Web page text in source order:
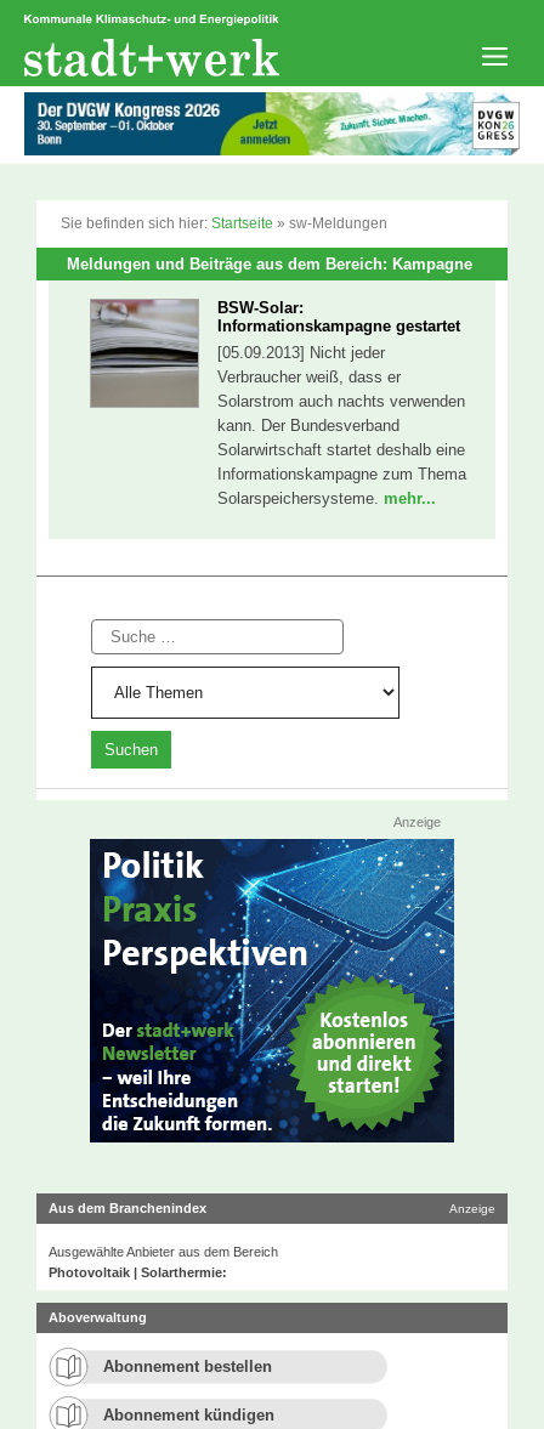
Zum
springen
Sie befinden sich hier: Startseite » sw-Meldungen
Meldungen und Beiträge aus dem Bereich: Kampagne
BSW-Solar:
Informationskampagne gestartet
[05.09.2013] Nicht jeder
Verbraucher weiß, dass er
Solarstrom auch nachts verwenden
kann. Der Bundesverband
Solarwirtschaft startet deshalb eine
Informationskampagne zum Thema
Solarspeichersysteme. mehr...
Suche
Anzeige
Aus dem Branchenindex Anzeige
Ausgewählte Anbieter aus dem Bereich
Photovoltaik | Solarthermie:
Aboverwaltung
Abonnement bestellen
Abonnement kündigen